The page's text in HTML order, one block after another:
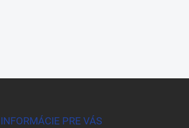
INFORMÁCIE PRE VÁS